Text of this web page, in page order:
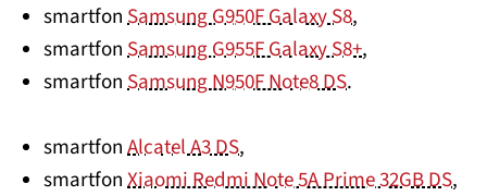
smartfonSamsung G950F Galaxy S8,
smartfonSamsung G955F Galaxy S8+,
smartfonSamsung N950F Note8 DS.
smartfonAlcatel A3 DS,
smartfonXiaomi Redmi Note 5A Prime 32GB DS,